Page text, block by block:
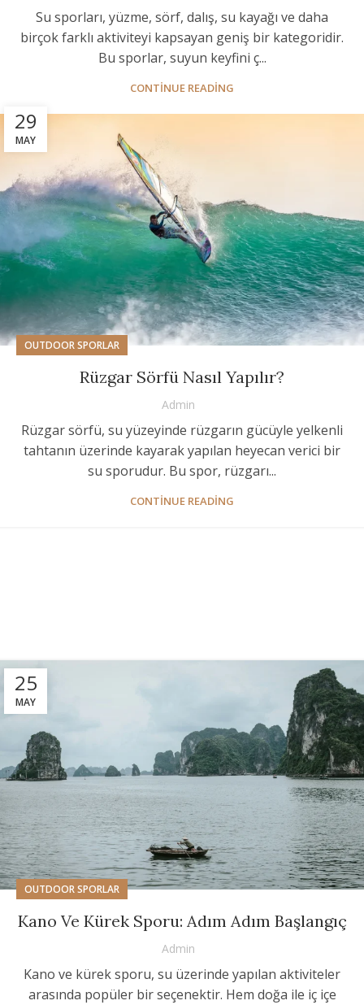
Su sporları, yüzme, sörf, dalış, su kayağı ve daha
birçok farklı aktiviteyi kapsayan geniş bir kategoridir.
Bu sporlar, suyun keyfini ç...
CONTINUE READING
29
MAY
OUTDOOR SPORLAR
Rüzgar Sörfü Nasıl Yapılır?
Admin
Rüzgar sörfü, su yüzeyinde rüzgarın gücüyle yelkenli
tahtanın üzerinde kayarak yapılan heyecan verici bir
su sporudur. Bu spor, rüzgarı...
CONTINUE READING
25
MAY
OUTDOOR SPORLAR
Kano Ve Kürek Sporu: Adım Adım Başlangıç
Admin
Kano ve kürek sporu, su üzerinde yapılan aktiviteler
arasında popüler bir seçenektir. Hem doğa ile iç içe